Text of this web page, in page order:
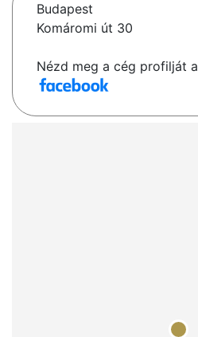
Budapest
Komáromi út 30
Nézd meg a cég profilját a